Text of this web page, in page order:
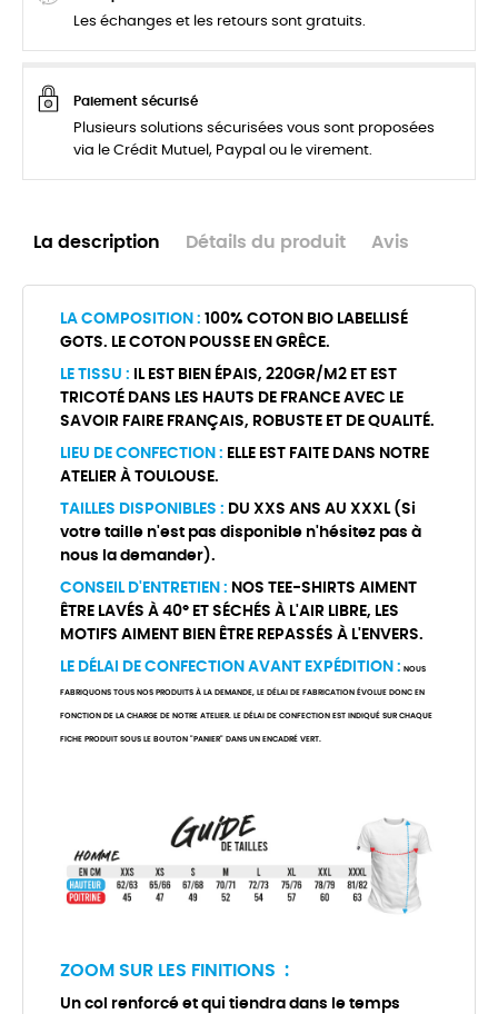
Les échanges et les retours sont gratuits.
Paiement sécurisé
Plusieurs solutions sécurisées vous sont proposées
via le Crédit Mutuel, Paypal ou le virement.
La description Détails du produit Avis
LA COMPOSITION : 100% COTON BIO LABELLISÉ
GOTS. LE COTON POUSSE EN GRÊCE.
LE TISSU : IL EST BIEN ÉPAIS, 220GR/M2 ET EST
TRICOTÉ DANS LES HAUTS DE FRANCE AVEC LE
SAVOIR FAIRE FRANÇAIS, ROBUSTE ET DE QUALITÉ.
LIEU DE CONFECTION : ELLE EST FAITE DANS NOTRE
ATELIER À TOULOUSE.
TAILLES DISPONIBLES : DU XXS ANS AU XXXL (Si
votre taille n'est pas disponible n'hésitez pas à
nous la demander).
CONSEIL D'ENTRETIEN : NOS TEE-SHIRTS AIMENT
ÊTRE LAVÉS À 40° ET SÉCHÉS À L'AIR LIBRE, LES
MOTIFS AIMENT BIEN ÊTRE REPASSÉS À L'ENVERS.
LE DÉLAI DE CONFECTION AVANT EXPÉDITION : NOUS
FABRIQUONS TOUS NOS PRODUITS À LA DEMANDE, LE DÉLAI DE FABRICATION ÉVOLUE DONC EN
FONCTION DE LA CHARGE DE NOTRE ATELIER. LE DÉLAI DE CONFECTION EST INDIQUÉ SUR CHAQUE
FICHE PRODUIT SOUS LE BOUTON "PANIER" DANS UN ENCADRÉ VERT.
ZOOM SUR LES FINITIONS :
Un col renforcé et qui tiendra dans le temps